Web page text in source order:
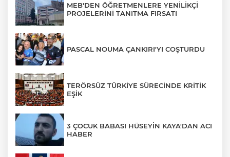
MEB'DEN ÖĞRETMENLERE YENİLİKÇİ
PROJELERİNİ TANITMA FIRSATI
PASCAL NOUMA ÇANKIRI'YI COŞTURDU
TERÖRSÜZ TÜRKİYE SÜRECİNDE KRİTİK
EŞİK
3 ÇOCUK BABASI HÜSEYİN KAYA'DAN ACI
HABER